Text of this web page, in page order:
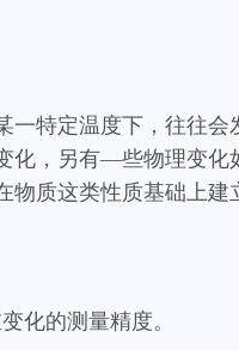
特定温度下，往往会
化，另有—些物理变化
质这类性质基础上建
化的测量精度。